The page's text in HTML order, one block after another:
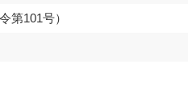
第101号）